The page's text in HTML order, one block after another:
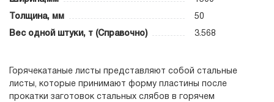
Толщина, мм 50
Вес одной штуки, т (Справочно) 3.568
Горячекатаные листы представляют собой стальные
листы, которые принимают форму пластины после
прокатки заготовок стальных слябов в горячем